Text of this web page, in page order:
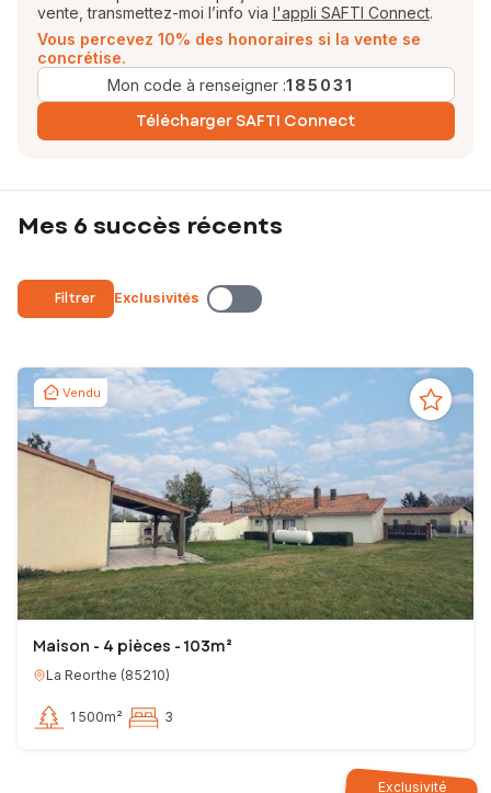
N’hésitez plus et contactez-moi !
April, votre conseillère en immobilier SAFTI
EI - Agent commercial - 979 604 873 RSAC LA ROCHE-SUR-YON
vente, transmettez-moi l’info via l'appli SAFTI Connect.
Vous percevez 10% des honoraires si la vente se
concrétise.
Mon code à renseigner :185031
Télécharger SAFTI Connect
Mes 6 succès récents
Filtrer Exclusivités
Vendu
Maison - 4 pièces - 103m²
La Reorthe (85210)
1 500m² 3
Exclusivité